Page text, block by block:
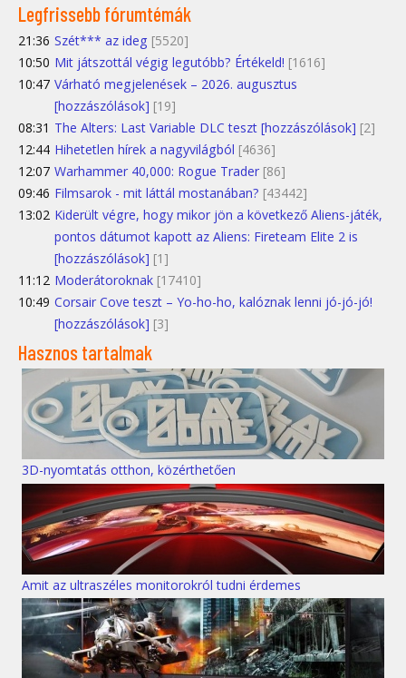
Legfrissebb fórumtémák
21:36 Szét*** az ideg [5520]
10:50 Mit játszottál végig legutóbb? Értékeld! [1616]
10:47 Várható megjelenések – 2026. augusztus
[hozzászólások] [19]
08:31 The Alters: Last Variable DLC teszt [hozzászólások] [2]
12:44 Hihetetlen hírek a nagyvilágból [4636]
12:07 Warhammer 40,000: Rogue Trader [86]
09:46 Filmsarok - mit láttál mostanában? [43442]
13:02 Kiderült végre, hogy mikor jön a következő Aliens-játék,
pontos dátumot kapott az Aliens: Fireteam Elite 2 is
[hozzászólások] [1]
11:12 Moderátoroknak [17410]
10:49 Corsair Cove teszt – Yo-ho-ho, kalóznak lenni jó-jó-jó!
[hozzászólások] [3]
Hasznos tartalmak
3D-nyomtatás otthon, közérthetően
Amit az ultraszéles monitorokról tudni érdemes